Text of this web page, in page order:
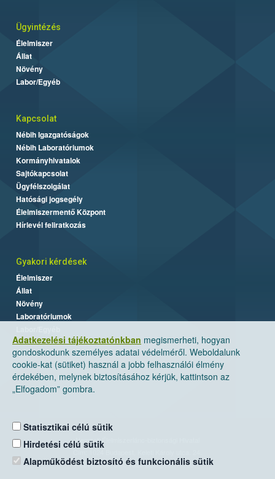
Adatkezelési tájékoztatónkban megismerheti, hogyan
gondoskodunk személyes adatai védelméről. Weboldalunk
cookie-kat (sütiket) használ a jobb felhasználói élmény
érdekében, melynek biztosításához kérjük, kattintson az
„Elfogadom” gombra.
Statisztikai célú sütik
Hirdetési célú sütik
Alapműködést biztosító és funkcionális sütik
Ügyintézés
Élelmiszer
Állat
Növény
Labor/Egyéb
Kapcsolat
Nébih Igazgatóságok
Nébih Laboratóriumok
Kormányhivatalok
Sajtókapcsolat
Ügyfélszolgálat
Hatósági jogsegély
Élelmiszermentő Központ
Hírlevél feliratkozás
Gyakori kérdések
Élelmiszer
Állat
Növény
Laboratóriumok
Nemzeti Élelmiszerlánc-biztonsági Hivatal
Levelezési cím: 1525 Budapest. Pf. 30.